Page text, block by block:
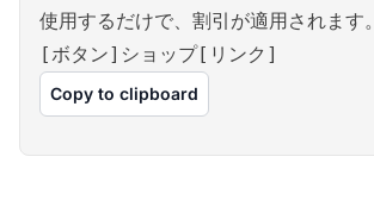
使用するだけで、割引が適用されます。
[ボタン]ショップ[リンク]
Copy to clipboard